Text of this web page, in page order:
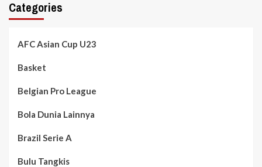
Categories
AFC Asian Cup U23
Basket
Belgian Pro League
Bola Dunia Lainnya
Brazil Serie A
Bulu Tangkis